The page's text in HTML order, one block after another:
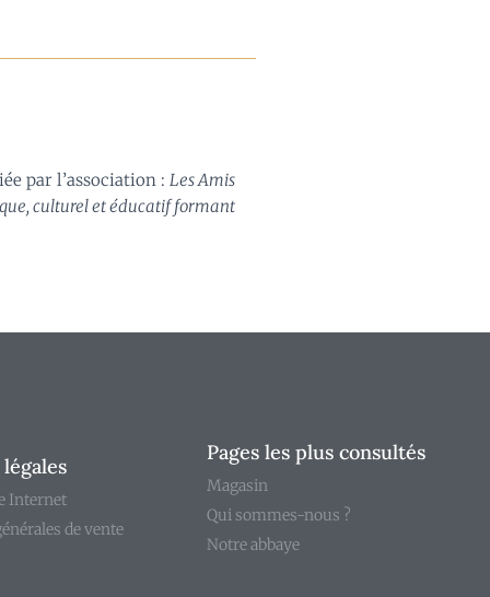
par l’association : Les Amis
culturel et éducatif formant
Internet
de vente
Pages les plus consultés
Magasin
Qui sommes-nous ?
Notre abbaye